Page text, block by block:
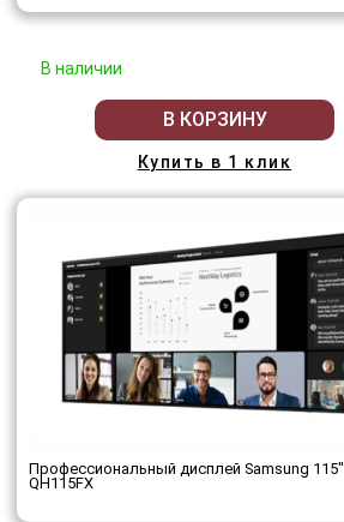
В наличии
В КОРЗИНУ
Купить в 1 клик
Профессиональный дисплей Samsung 115"
QH115FX